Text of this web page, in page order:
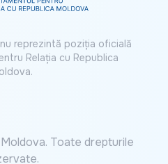
reprezintă poziția oficială
Relația cu Republica
Toate drepturile